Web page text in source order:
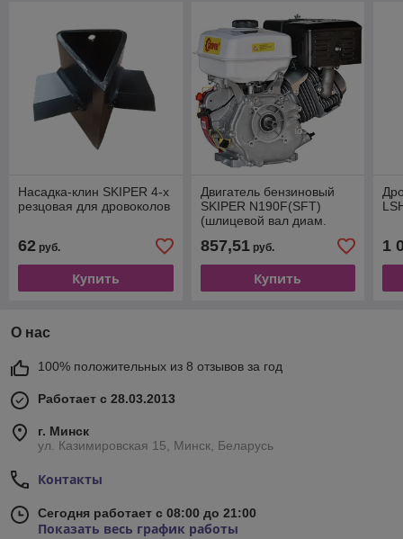
Насадка-клин SKIPER 4-х
резцовая для дровоколов
62 руб.
Купить
Двигатель бензиновый
SKIPER N190F(SFT)
(шлицевой вал диам.
857,51руб.
Купить
1
О нас
100% положительных из 8 отзывов за год
Работает с 28.03.2013
г. Минск
ул. Казимировская 15, Минск, Беларусь
Контакты
Сегодня работает с 08:00 до 21:00
Показать весь график работы